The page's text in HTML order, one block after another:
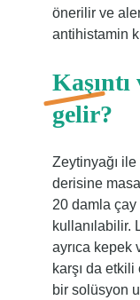
önerilir ve
antihistamin
gelir?
Zeytinyağı ile
derisine
20 damla çay
kullanılabilir.
ayrıca kepek
karşı da
bir solüsyon